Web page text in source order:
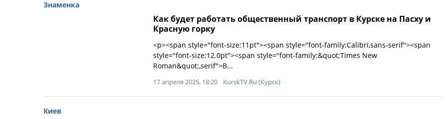
Знаменка
Как будет работать общественный транспорт в Курске на Пасху и
Красную горку
<p><span style="font-size:11pt"><span style="font-family:Calibri,sans-serif"><span
style="font-size:12.0pt"><span style="font-family:&quot;Times New
Roman&quot;,serif">В...
17 апреля 2025, 18:20 KurskTV.Ru (Курск)
Киев